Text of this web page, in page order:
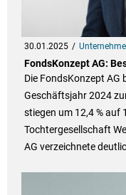
30.01.2025
FondsKonzept AG:
Die FondsKonzept AG
Geschäftsjahr 2024
stiegen um 12,4 % auf
Tochtergesellschaft
AG verzeichnete